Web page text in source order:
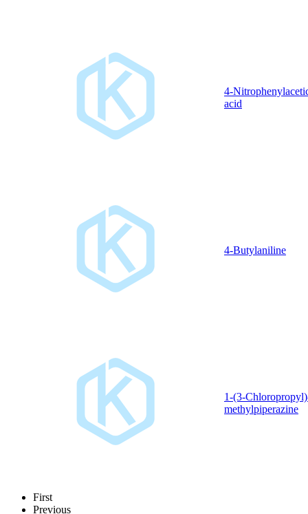
4-
acid
4-Butylaniline
1-(3-
methylpiperazine
First
Previous